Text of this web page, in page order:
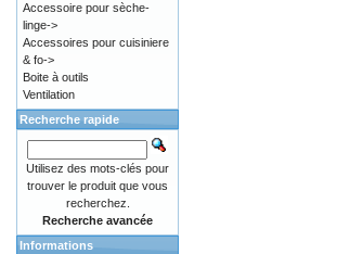
Accessoire pour sèche-
linge->
Accessoires pour cuisiniere
& fo->
Boite à outils
Ventilation
Recherche rapide
Utilisez des mots-clés pour
trouver le produit que vous
recherchez.
Recherche avancée
Informations